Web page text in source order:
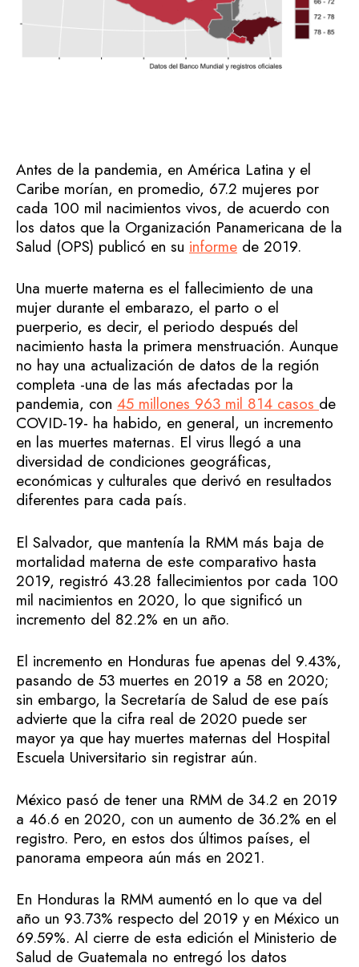
Antes de la pandemia, en América Latina y el
Caribe morían, en promedio, 67.2 mujeres por
cada 100 mil nacimientos vivos, de acuerdo con
los datos que la Organización Panamericana de la
Salud (OPS) publicó en su informe de 2019.
Una muerte materna es el fallecimiento de una
mujer durante el embarazo, el parto o el
puerperio, es decir, el periodo después del
nacimiento hasta la primera menstruación. Aunque
no hay una actualización de datos de la región
completa -una de las más afectadas por la
pandemia, con 45 millones 963 mil 814 casos de
COVID-19- ha habido, en general, un incremento
en las muertes maternas. El virus llegó a una
diversidad de condiciones geográficas,
económicas y culturales que derivó en resultados
diferentes para cada país.
El Salvador, que mantenía la RMM más baja de
mortalidad materna de este comparativo hasta
2019, registró 43.28 fallecimientos por cada 100
mil nacimientos en 2020, lo que significó un
incremento del 82.2% en un año.
El incremento en Honduras fue apenas del 9.43%,
pasando de 53 muertes en 2019 a 58 en 2020;
sin embargo, la Secretaría de Salud de ese país
advierte que la cifra real de 2020 puede ser
mayor ya que hay muertes maternas del Hospital
Escuela Universitario sin registrar aún.
México pasó de tener una RMM de 34.2 en 2019
a 46.6 en 2020, con un aumento de 36.2% en el
registro. Pero, en estos dos últimos países, el
panorama empeora aún más en 2021.
En Honduras la RMM aumentó en lo que va del
año un 93.73% respecto del 2019 y en México un
69.59%. Al cierre de esta edición el Ministerio de
Salud de Guatemala no entregó los datos